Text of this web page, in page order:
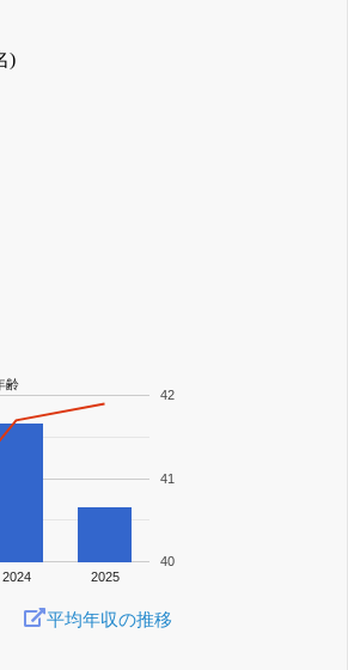
)
齢
2024 2025
40
41
42
平均年収の推移